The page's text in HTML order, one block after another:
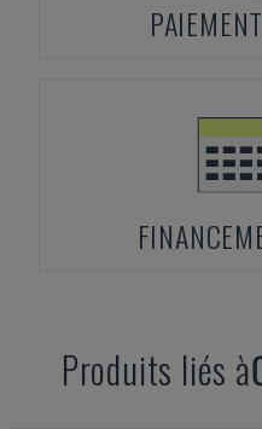
Produits liés à